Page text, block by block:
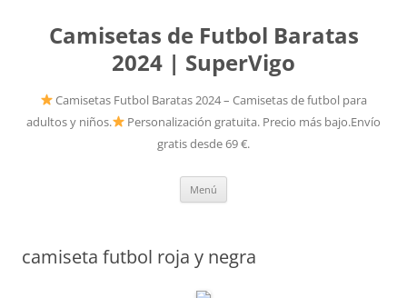
Camisetas de Futbol Baratas
2024 | SuperVigo
Camisetas Futbol Baratas 2024 – Camisetas de futbol para
adultos y niños.
Personalización gratuita. Precio más bajo.Envío
gratis desde 69 €.
Menú
camiseta futbol roja y negra